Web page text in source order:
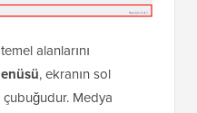
alanlarını
, ekranın sol
Medya